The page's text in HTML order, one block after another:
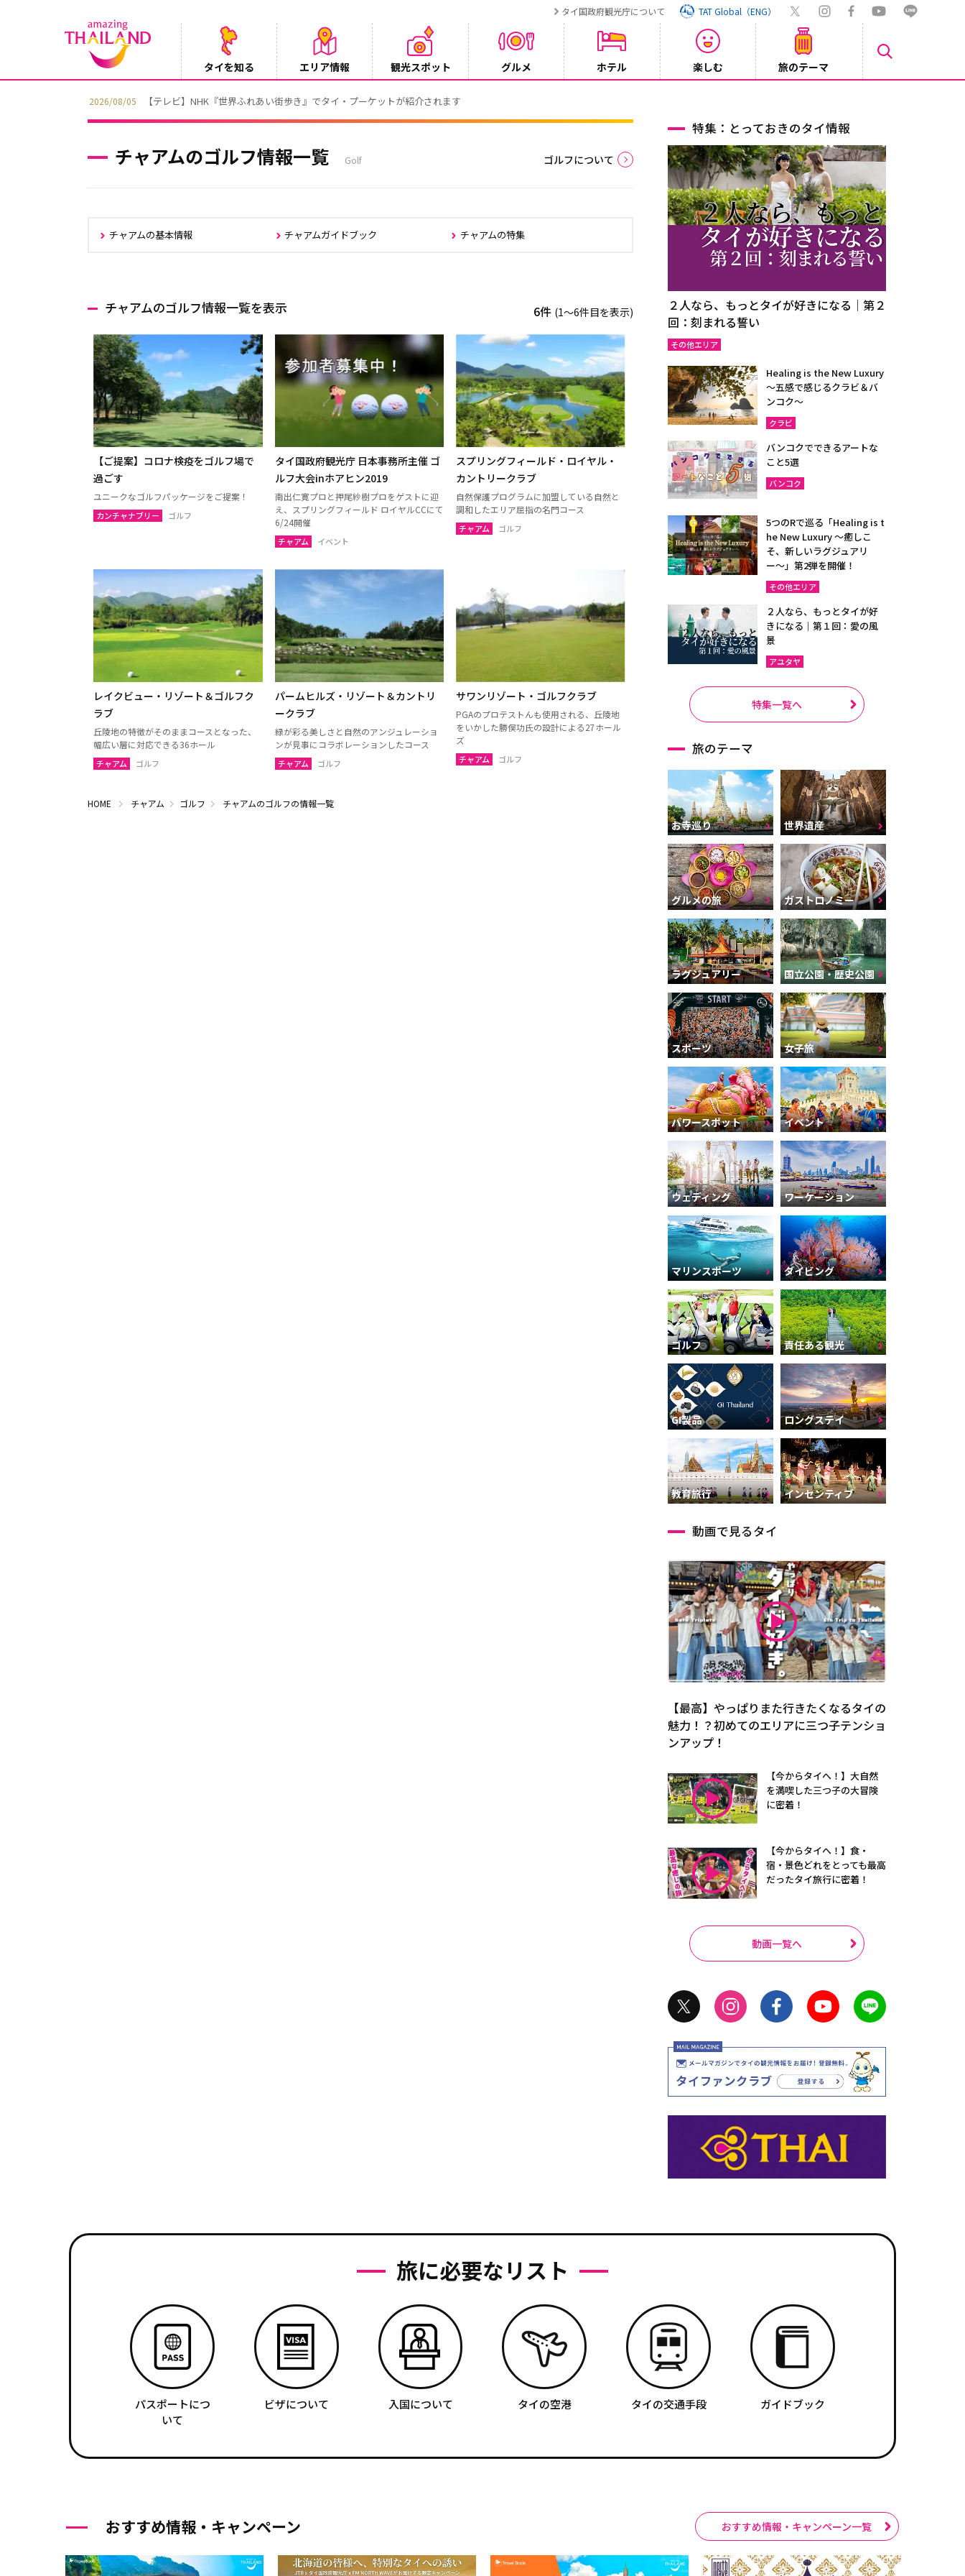
タイ国政府観光庁について TAT Global（ENG）
タイを知る エリア情報 観光スポット グルメ ホテル 楽しむ 旅のテーマ
2026/08/05 【テレビ】NHK『世界ふれあい街歩き』でタイ・プーケットが紹介されます
チャアムのゴルフ情報一覧 Golf ゴルフについて
チャアムの基本情報 チャアムガイドブック チャアムの特集
チャアムのゴルフ情報一覧を表示 6件 (1〜6件目を表示)
【ご提案】コロナ検疫をゴルフ場で
過ごす
ユニークなゴルフパッケージをご提案！
カンチャナブリー ゴルフ
タイ国政府観光庁 日本事務所主催 ゴ
ルフ大会inホアヒン2019
南出仁寛プロと押尾紗樹プロをゲストに迎
え、スプリングフィールド ロイヤルCCにて
6/24開催
チャアム イベント
スプリングフィールド・ロイヤル・
カントリークラブ
自然保護プログラムに加盟している自然と
調和したエリア屈指の名門コース
チャアム ゴルフ
レイクビュー・リゾート＆ゴルフク
ラブ
丘陵地の特徴がそのままコースとなった、
幅広い層に対応できる36ホール
チャアム ゴルフ
パームヒルズ・リゾート＆カントリ
ークラブ
緑が彩る美しさと自然のアンジュレーショ
ンが見事にコラボレーションしたコース
チャアム ゴルフ
サワンリゾート・ゴルフクラブ
PGAのプロテストんも使用される、丘陵地
をいかした勝俣功氏の設計による27ホール
ズ
チャアム ゴルフ
HOME チャアム ゴルフ チャアムのゴルフの情報一覧
特集：とっておきのタイ情報
２人なら、もっとタイが好きになる｜第２
回：刻まれる誓い
その他エリア
Healing is the New Luxury
～五感で感じるクラビ＆バ
ンコク～
クラビ
バンコクでできるアートな
こと5選
バンコク
5つのRで巡る「Healing is t
he New Luxury ～癒しこ
そ、新しいラグジュアリ
ー〜」第2弾を開催！
その他エリア
２人なら、もっとタイが好
きになる｜第１回：愛の風
景
アユタヤ
特集一覧へ
旅のテーマ
お寺巡り 世界遺産
グルメの旅 ガストロノミー
ラグジュアリー 国立公園・歴史公園
スポーツ 女子旅
パワースポット イベント
ウェディング ワーケーション
マリンスポーツ ダイビング
ゴルフ 責任ある観光
GI製品 ロングステイ
教育旅行 インセンティブ
動画で見るタイ
【最高】やっぱりまた行きたくなるタイの
魅力！？初めてのエリアに三つ子テンショ
ンアップ！
【今からタイへ！】大自然
を満喫した三つ子の大冒険
に密着！
【今からタイへ！】食・
宿・景色どれをとっても最高
だったタイ旅行に密着！
動画一覧へ
旅に必要なリスト
パスポートにつ
いて
ビザについて 入国について タイの空港 タイの交通手段 ガイドブック
おすすめ情報・キャンペーン おすすめ情報・キャンペーン一覧